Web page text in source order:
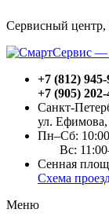
Сервисный центр,
+7 (812) 945-
+7 (905)
Санкт-
ул. Ефимова,
Пн–Сб:
Вс:
Сенная
Схема
Меню